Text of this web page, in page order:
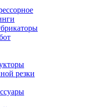
резки